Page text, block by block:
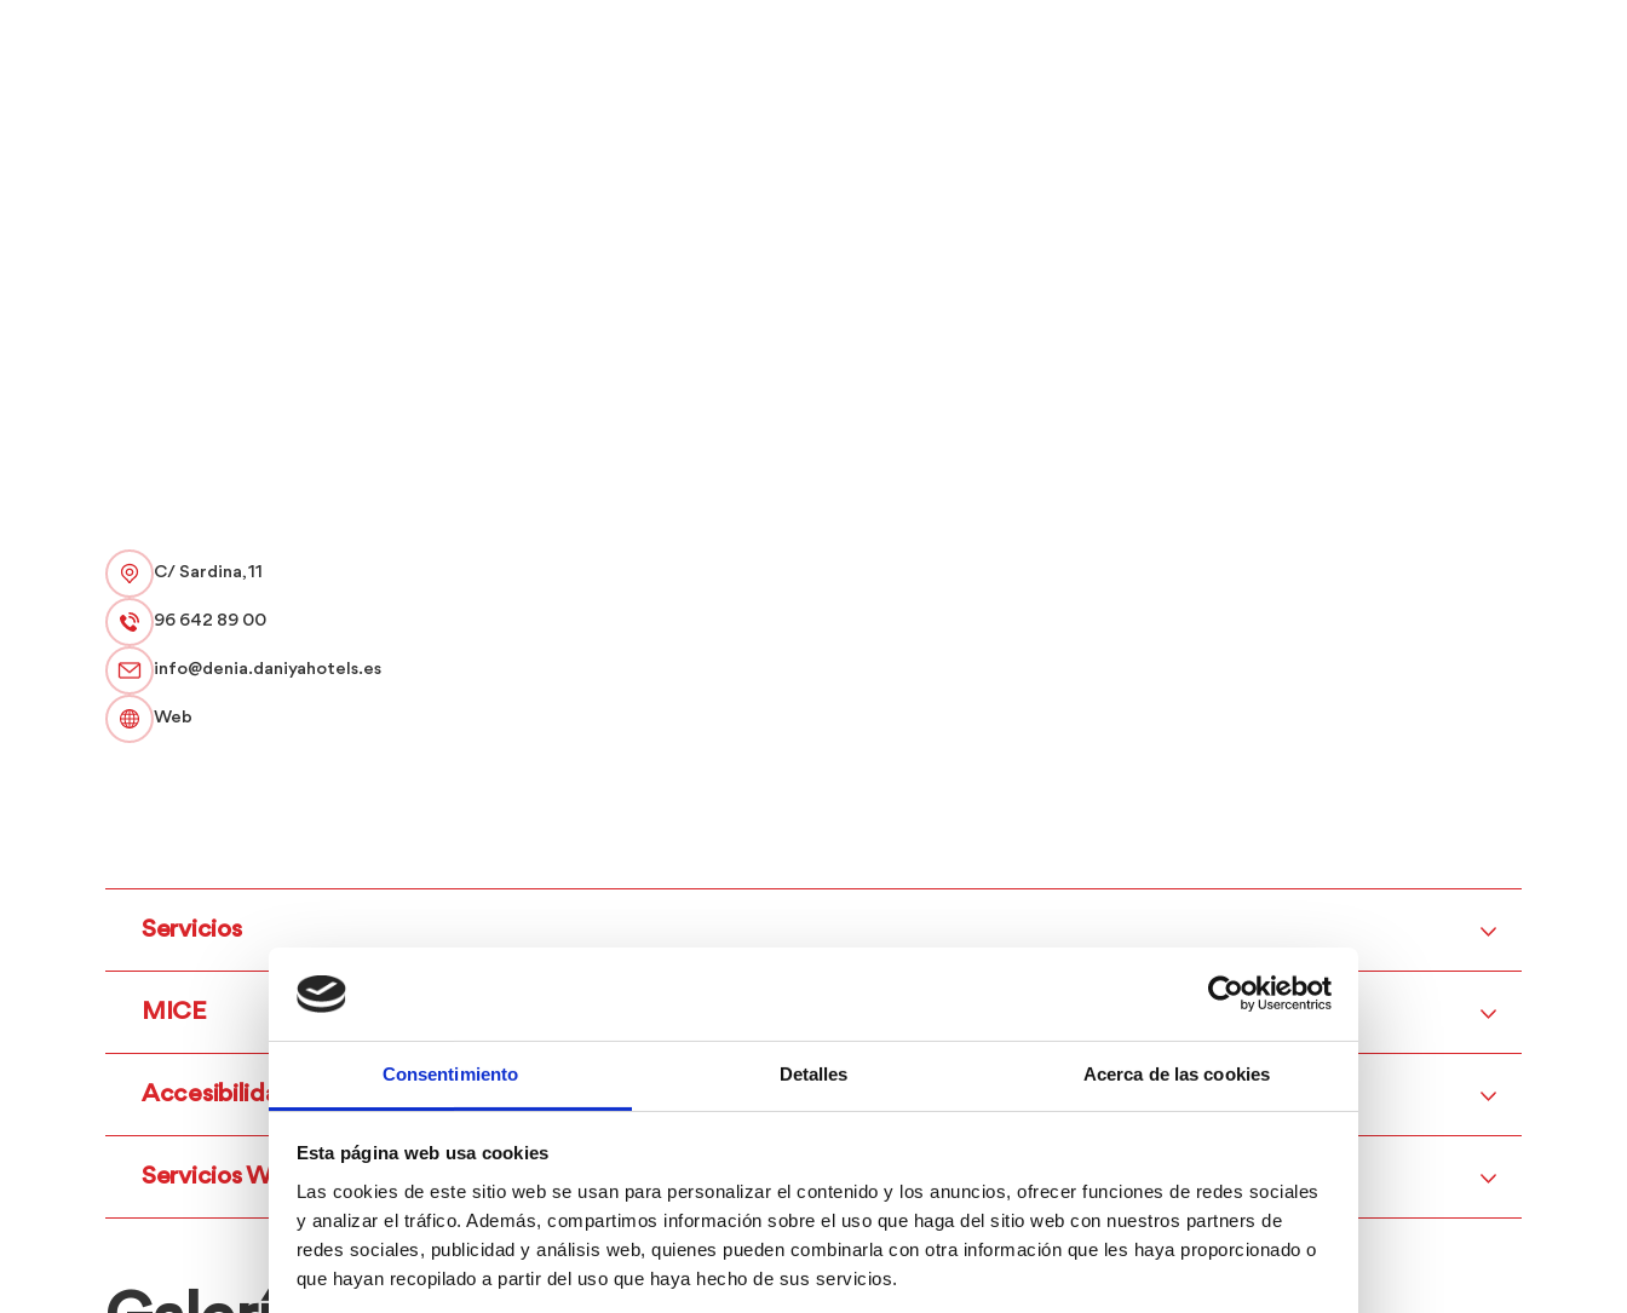
Consentimiento Detalles Acerca de las cookies
Esta página web usa cookies
Las cookies de este sitio web se usan para personalizar el contenido y los anuncios, ofrecer funciones de redes sociales
y analizar el tráfico. Además, compartimos información sobre el uso que haga del sitio web con nuestros partners de
redes sociales, publicidad y análisis web, quienes pueden combinarla con otra información que les haya proporcionado o
que hayan recopilado a partir del uso que haya hecho de sus servicios.
C/ Sardina, 11
96 642 89 00
info@denia.daniyahotels.es
Web
Servicios
MICE
Accesibilidad
Servicios Wellness
Galería